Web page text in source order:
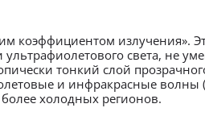
коэффициентом
света, не
тонкий слой
и инфракрасные
холодных регионов.